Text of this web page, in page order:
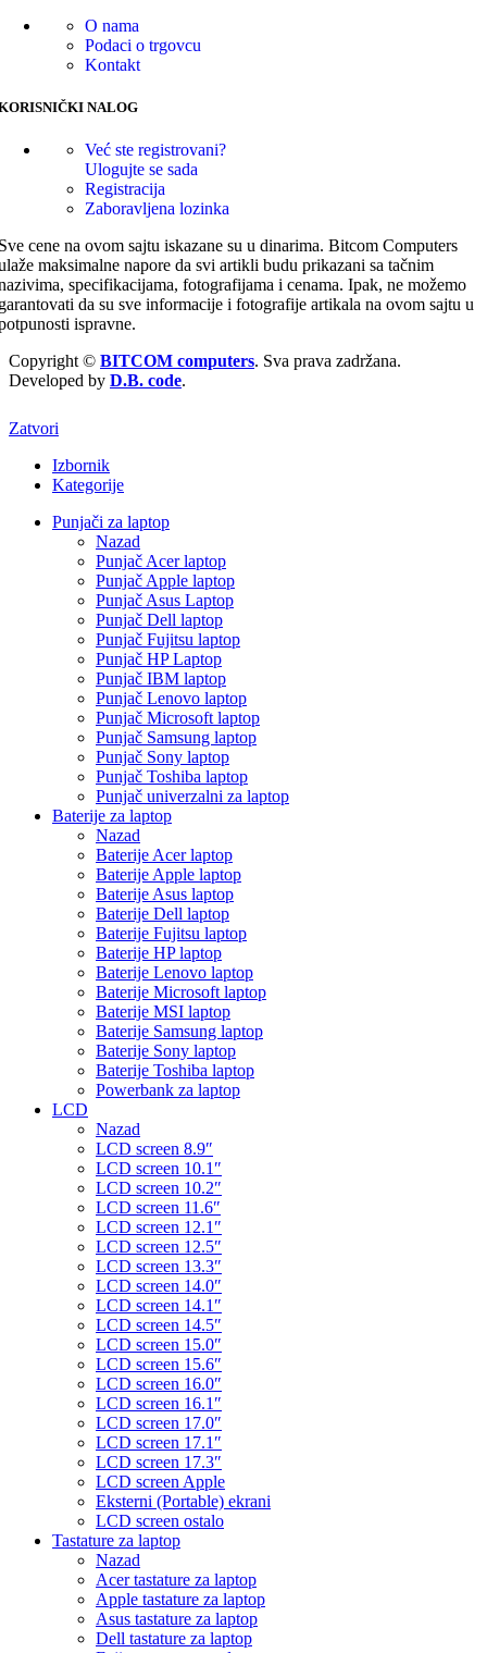
O nama
Podaci o trgovcu
Kontakt
NALOG
Već ste registrovani?
Ulogujte se sada
Registracija
Zaboravljena lozinka
cene na ovom sajtu iskazane su u dinarima. Bitcom Computers
maksimalne napore da svi artikli budu prikazani sa tačnim
specifikacijama, fotografijama i cenama. Ipak, ne možemo
da su sve informacije i fotografije artikala na ovom sajtu u
ispravne.
Copyright © BITCOM computers. Sva prava zadržana.
Developed by D.B. code.
Zatvori
Izbornik
Kategorije
Punjači za laptop
Nazad
Punjač Acer laptop
Punjač Apple laptop
Punjač Asus Laptop
Punjač Dell laptop
Punjač Fujitsu laptop
Punjač HP Laptop
Punjač IBM laptop
Punjač Lenovo laptop
Punjač Microsoft laptop
Punjač Samsung laptop
Punjač Sony laptop
Punjač Toshiba laptop
Punjač univerzalni za laptop
Baterije za laptop
Nazad
Baterije Acer laptop
Baterije Apple laptop
Baterije Asus laptop
Baterije Dell laptop
Baterije Fujitsu laptop
Baterije HP laptop
Baterije Lenovo laptop
Baterije Microsoft laptop
Baterije MSI laptop
Baterije Samsung laptop
Baterije Sony laptop
Baterije Toshiba laptop
Powerbank za laptop
LCD
Nazad
LCD screen 8.9″
LCD screen 10.1″
LCD screen 10.2″
LCD screen 11.6″
LCD screen 12.1″
LCD screen 12.5″
LCD screen 13.3″
LCD screen 14.0″
LCD screen 14.1″
LCD screen 14.5″
LCD screen 15.0″
LCD screen 15.6″
LCD screen 16.0″
LCD screen 16.1″
LCD screen 17.0″
LCD screen 17.1″
LCD screen 17.3″
LCD screen Apple
Eksterni (Portable) ekrani
LCD screen ostalo
Tastature za laptop
Nazad
Acer tastature za laptop
Apple tastature za laptop
Asus tastature za laptop
Dell tastature za laptop